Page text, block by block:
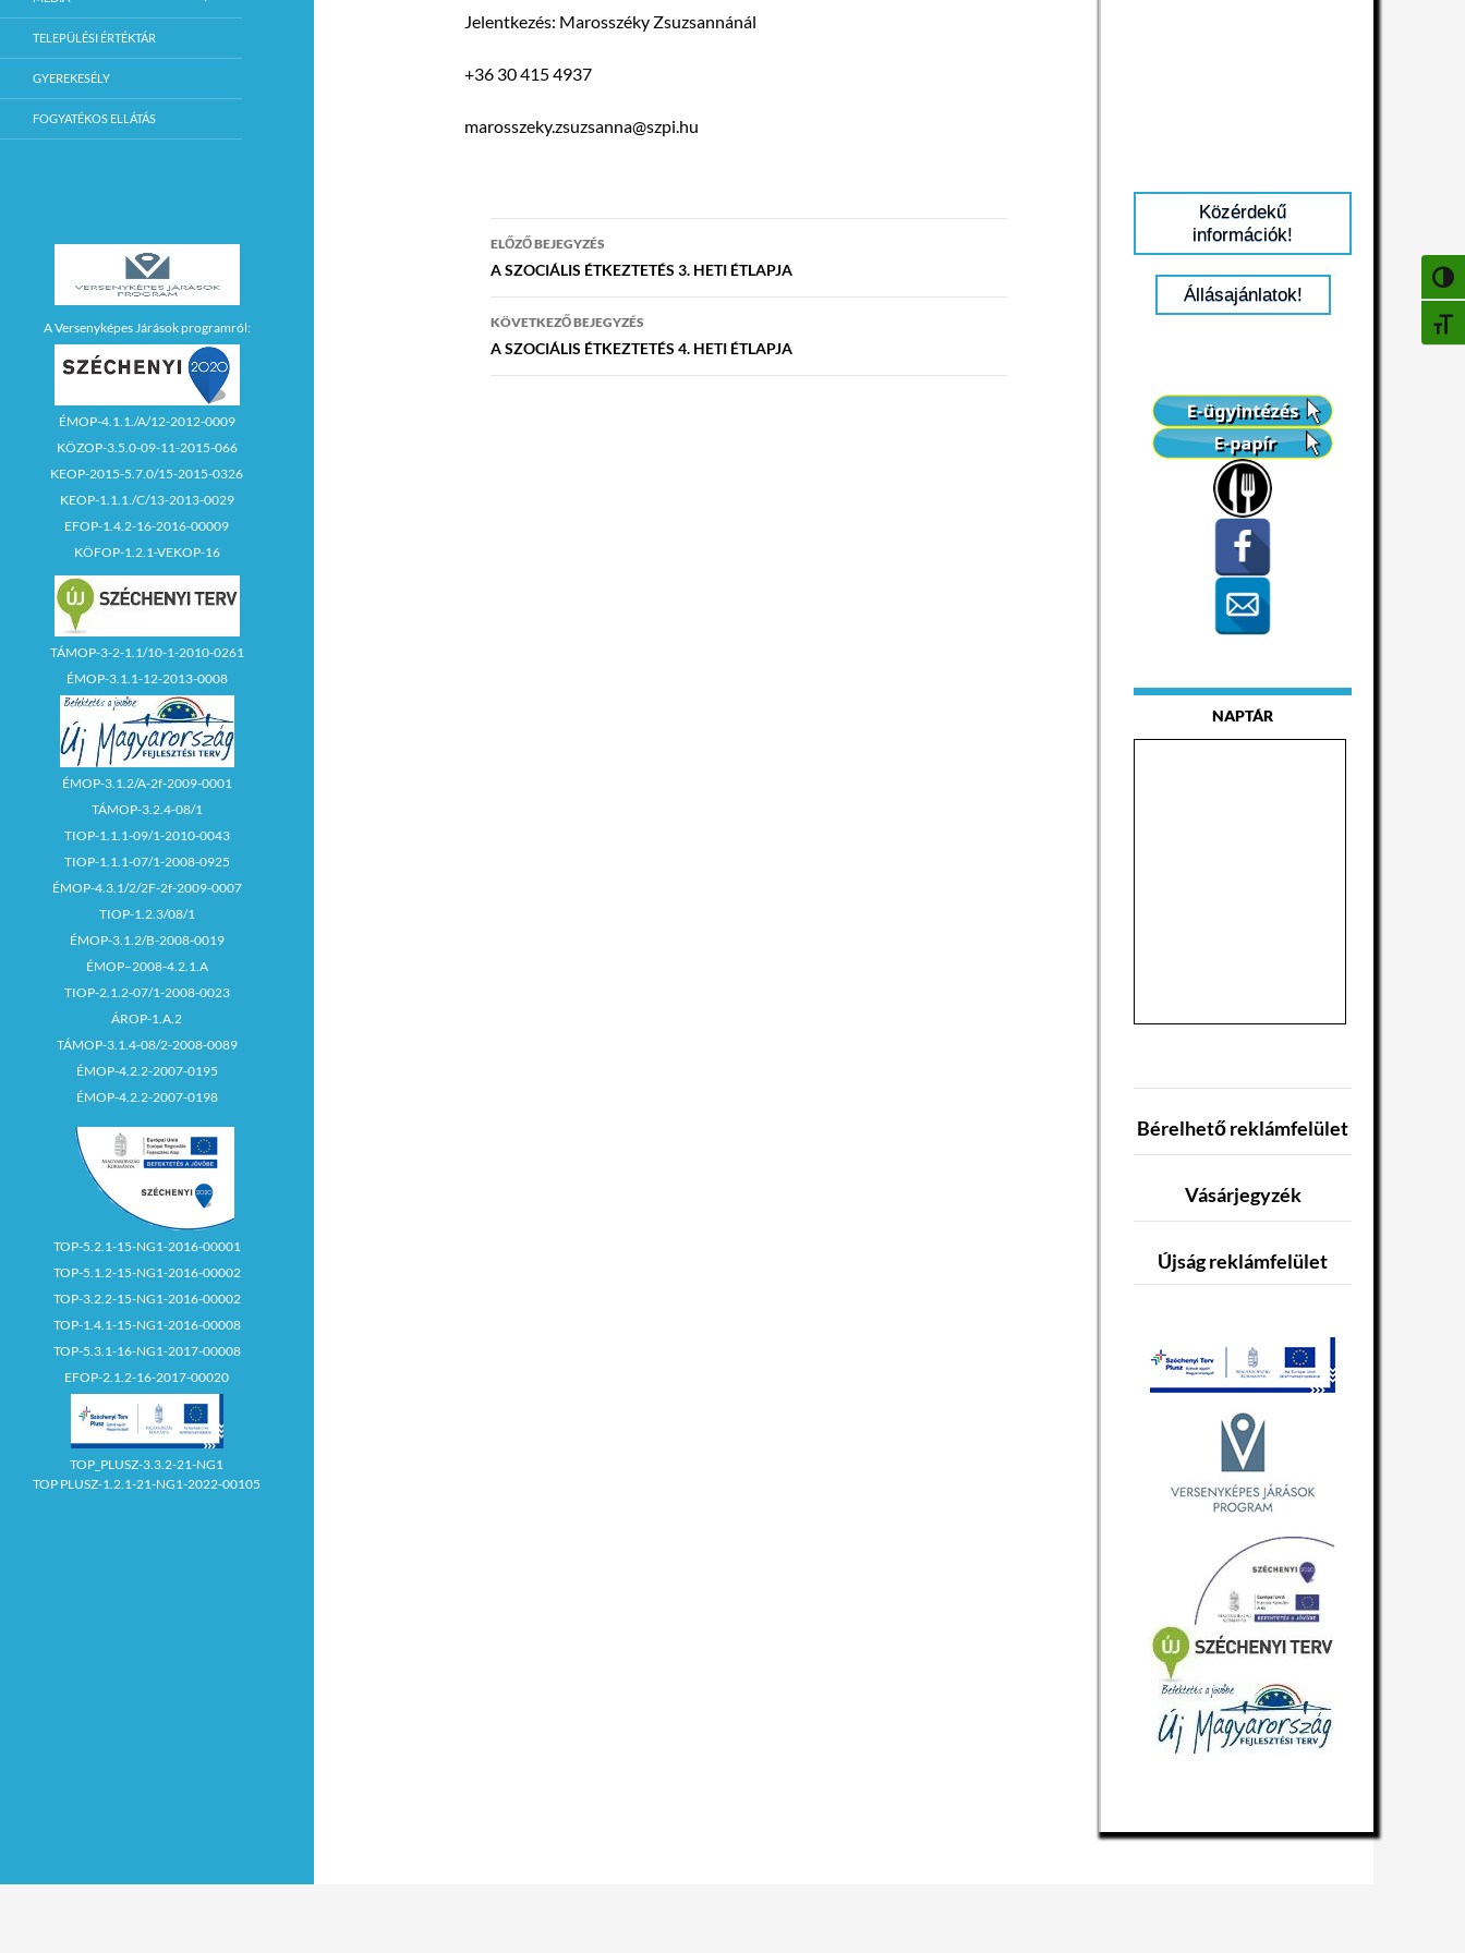
Jelentkezés: Marosszéky Zsuzsannánál
+36 30 415 4937
marosszeky.zsuzsanna@szpi.hu
Bejegyzés
navigáció
ELŐZŐ BEJEGYZÉS
A SZOCIÁLIS ÉTKEZTETÉS 3. HETI ÉTLAPJA
KÖVETKEZŐ BEJEGYZÉS
A SZOCIÁLIS ÉTKEZTETÉS 4. HETI ÉTLAPJA
Közérdekű
információk!
Állásajánlatok!
NAPTÁR
Bérelhető reklámfelület
Vásárjegyzék
Újság reklámfelület
TELEPÜLÉSI ÉRTÉKTÁR
GYEREKESÉLY
FOGYATÉKOS ELLÁTÁS
A Versenyképes Járások programról:
ÉMOP-4.1.1./A/12-2012-0009
KÖZOP-3.5.0-09-11-2015-066
KEOP-2015-5.7.0/15-2015-0326
KEOP-1.1.1./C/13-2013-0029
EFOP-1.4.2-16-2016-00009
KÖFOP-1.2.1-VEKOP-16
TÁMOP-3-2-1.1/10-1-2010-0261
ÉMOP-3.1.1-12-2013-0008
ÉMOP-3.1.2/A-2f-2009-0001
TÁMOP-3.2.4-08/1
TIOP-1.1.1-09/1-2010-0043
TIOP-1.1.1-07/1-2008-0925
ÉMOP-4.3.1/2/2F-2f-2009-0007
TIOP-1.2.3/08/1
ÉMOP-3.1.2/B-2008-0019
ÉMOP–2008-4.2.1.A
TIOP-2.1.2-07/1-2008-0023
ÁROP-1.A.2
TÁMOP-3.1.4-08/2-2008-0089
ÉMOP-4.2.2-2007-0195
ÉMOP-4.2.2-2007-0198
TOP-5.2.1-15-NG1-2016-00001
TOP-5.1.2-15-NG1-2016-00002
TOP-3.2.2-15-NG1-2016-00002
TOP-1.4.1-15-NG1-2016-00008
TOP-5.3.1-16-NG1-2017-00008
EFOP-2.1.2-16-2017-00020
TOP_PLUSZ-3.3.2-21-NG1
TOP PLUSZ-1.2.1-21-NG1-2022-00105